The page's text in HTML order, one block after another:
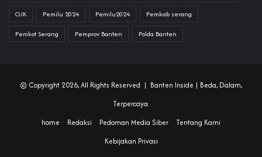
OJK Pemilu 2024 Pemilu2024 Pemkab serang
Pemkot Serang Pemprov Banten Polda Banten
© Copyright 2026, All Rights Reserved | Banten Inside | Beda, Dalam,
Terpercaya.
home
Redaksi Pedoman Media Siber
Tentang Kami
Kebijakan Privasi